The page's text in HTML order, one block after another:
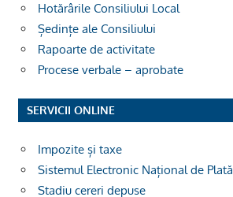
Hotărârile Consiliului Local
Ședințe ale Consiliului
Rapoarte de activitate
Procese verbale – aprobate
SERVICII ONLINE
Impozite și taxe
Sistemul Electronic Național de Plată
Stadiu cereri depuse